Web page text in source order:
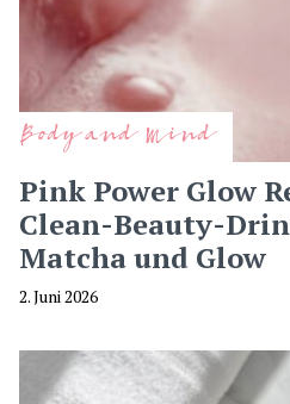
Body and Mind
Pink Power Glow
Clean-Beauty-
Matcha und Glow
2. Juni 2026